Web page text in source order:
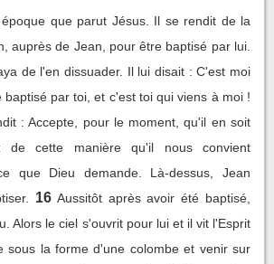
que parut Jésus. Il se rendit de la
auprès de Jean, pour être baptisé par lui.
de l'en dissuader. Il lui disait : C'est moi
baptisé par toi, et c'est toi qui viens à moi !
: Accepte, pour le moment, qu'il en soit
cette manière qu'il nous convient
que Dieu demande. Là-dessus, Jean
16 Aussitôt après avoir été baptisé,
Alors le ciel s'ouvrit pour lui et il vit l'Esprit
sous la forme d'une colombe et venir sur